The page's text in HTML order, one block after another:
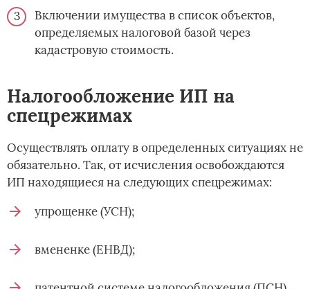
Включении имущества в список объектов,
определяемых налоговой базой через
кадастровую стоимость.
Налогообложение ИП на
спецрежимах
Осуществлять оплату в определенных ситуациях не
обязательно. Так, от исчисления освобождаются
ИП находящиеся на следующих спецрежимах:
упрощенке (УСН);
вмененке (ЕНВД);